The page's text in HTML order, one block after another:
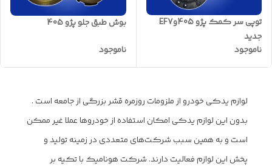
توپی سر کمک پژو 405وEF7
جدید
ناموجود
بوش طبق جلو پژو 405
ناموجود
لوازم یدکی خودرو از ملزومات روزمره قشر بزرگی از جامعه است .
بدون این لوازم یدکی امکان استفاده‌ از خودروها عملا غیر ممکن
است و به همین سبب شرکت‌های متعددی در زمینه تولید و
پخش این لوازم فعالیت دارند. شرکت هونامیک با تکیه بر